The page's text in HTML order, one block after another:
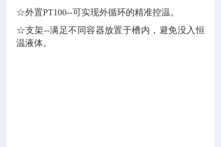
☆外置PT100--可实现外循环的精准控温。
☆支架--满足不同容器放置于槽内，避免没入恒
温液体。